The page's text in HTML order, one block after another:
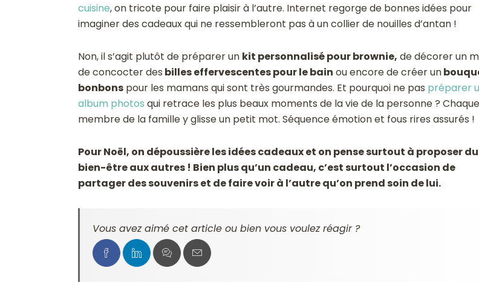
cuisine, on tricote pour faire plaisir à l’autre. Internet regorge de bonnes idées pour
imaginer des cadeaux qui ne ressembleront pas à un collier de nouilles d’antan !
Non, il s’agit plutôt de préparer un kit personnalisé pour brownie, de décorer un
de concocter des billes effervescentes pour le bain ou encore de créer un
bonbonspour les mamans qui sont très gourmandes. Et pourquoi ne pas préparer
album photos qui retrace les plus beaux moments de la vie de la personne ? Chaque
membre de la famille y glisse un petit mot. Séquence émotion et fous rires assurés !
Pour Noël, on dépoussière les idées cadeaux et on pense surtout à proposer du
bien-être aux autres ! Bien plus qu’un cadeau, c’est surtout l’occasion de
partager des souvenirs et de faire voir à l’autre qu’on prend soin de lui.
Vous avez aimé cet article ou bien vous voulez réagir ?